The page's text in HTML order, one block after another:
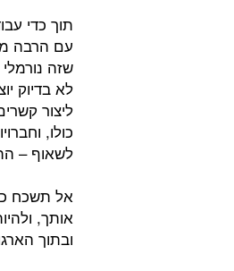
תוך כדי
עם הרבה
שזה
לא בדיוק
ליצור
כולו,
לשאוף –
אל תשכח
אותך,
ובתוך